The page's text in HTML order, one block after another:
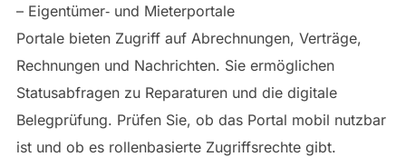
– Eigentümer‑ und Mieterportale
Portale bieten Zugriff auf Abrechnungen, Verträge,
Rechnungen und Nachrichten. Sie ermöglichen
Statusabfragen zu Reparaturen und die digitale
Belegprüfung. Prüfen Sie, ob das Portal mobil nutzbar
ist und ob es rollenbasierte Zugriffsrechte gibt.